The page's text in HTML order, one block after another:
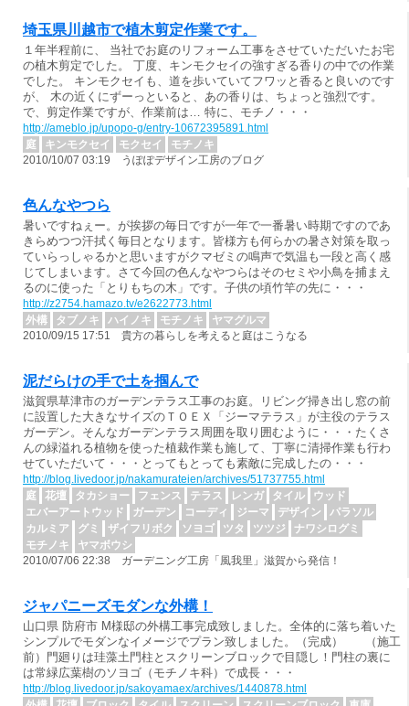
埼玉県川越市で植木剪定作業です。
１年半程前に、 当社でお庭のリフォーム工事をさせていただいたお宅
の植木剪定でした。 丁度、キンモクセイの強すぎる香りの中での作業
でした。 キンモクセイも、道を歩いていてフワッと香ると良いのです
が、 木の近くにずーっといると、あの香りは、ちょっと強烈です。
で、剪定作業ですが、作業前は… 特に、モチノ・・・
http://ameblo.jp/upopo-g/entry-10672395891.html
庭
キンモクセイ モクセイ
モチノキ
2010/10/07 03:19 うぽぽデザイン工房のブログ
色んなやつら
暑いですねぇー。が挨拶の毎日ですが一年で一番暑い時期ですのであ
きらめつつ汗拭く毎日となります。皆様方も何らかの暑さ対策を取っ
ていらっしゃるかと思いますがクマゼミの鳴声で気温も一段と高く感
じてしまいます。さて今回の色んなやつらはそのセミや小鳥を捕まえ
るのに使った「とりもちの木」です。子供の頃竹竿の先に・・・
http://z2754.hamazo.tv/e2622773.html
外構
タブノキ ハイノキ モチノキ
ヤマグルマ
2010/09/15 17:51 貴方の暮らしを考えると庭はこうなる
泥だらけの手で土を掴んで
滋賀県草津市のガーデンテラス工事のお庭。リビング掃き出し窓の前
に設置した大きなサイズのＴＯＥＸ「ジーマテラス」が主役のテラス
ガーデン。そんなガーデンテラス周囲を取り囲むように・・・たくさ
んの緑溢れる植物を使った植裁作業も施して、丁寧に清掃作業も行わ
せていただいて・・・とってもとっても素敵に完成したの・・・
http://blog.livedoor.jp/nakamurateien/archives/51737755.html
庭
花壇 タカショー フェンス テラス レンガ タイル
ウッド
エバーアートウッド
ガーデン コーディ ジーマ デザイン
パラソル
カルミア
グミ ザイフリボク ソヨゴ ツタ ツツジ
ナワシログミ
モチノキ
ヤマボウシ
2010/07/06 22:38 ガーデニング工房「風我里」滋賀から発信！
ジャパニーズモダンな外構！
山口県 防府市 M様邸の外構工事完成致しました。全体的に落ち着いた
シンプルでモダンなイメージでプラン致しました。（完成） （施工
前）門廻りは珪藻土門柱とスクリーンブロックで目隠し！門柱の裏に
は常緑広葉樹のソヨゴ（モチノキ科）で成長・・・
http://blog.livedoor.jp/sakoyamaex/archives/1440878.html